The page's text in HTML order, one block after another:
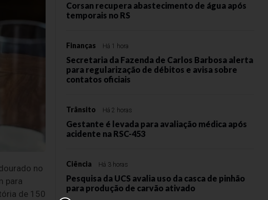
no
para
de 150
Corsan recupera abastecimento de água após
temporais no RS
Finanças Há 1 hora
Secretaria da Fazenda de Carlos Barbosa alerta
para regularização de débitos e avisa sobre
contatos oficiais
Trânsito Há 2 horas
Gestante é levada para avaliação médica após
acidente na RSC-453
Ciência Há 3 horas
Pesquisa da UCS avalia uso da casca de pinhão
para produção de carvão ativado